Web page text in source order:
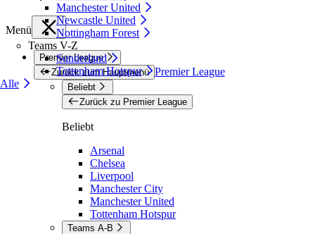
Manchester United
Newcastle United
Nottingham Forest
Teams V-Z
Sunderland
Tottenham Hotspur
Alle
Menü
Premier League
Zurück zum Hauptmenü Premier League
Beliebt
Zurück zu Premier League
Beliebt
Arsenal
Chelsea
Liverpool
Manchester City
Manchester United
Tottenham Hotspur
Teams A-B